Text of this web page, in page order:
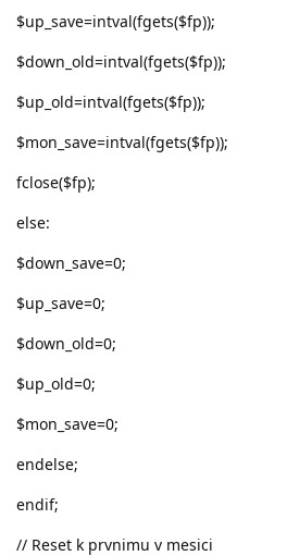
$up_save=intval(fgets($fp));
$down_old=intval(fgets($fp));
$up_old=intval(fgets($fp));
$mon_save=intval(fgets($fp));
fclose($fp);
else:
$down_save=0;
$up_save=0;
$down_old=0;
$up_old=0;
$mon_save=0;
endelse;
endif;
// Reset k prvnimu v mesici